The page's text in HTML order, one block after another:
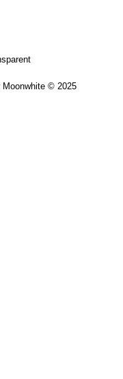
Moonwhite © 2025